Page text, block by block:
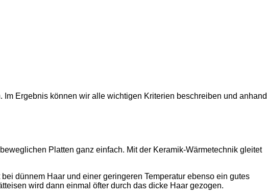
Ergebnis können wir alle wichtigen Kriterien beschreiben und anhand
Platten ganz einfach. Mit der Keramik-Wärmetechnik gleitet
bei dünnem Haar und einer geringeren Temperatur ebenso ein gutes
wird dann einmal öfter durch das dicke Haar gezogen.